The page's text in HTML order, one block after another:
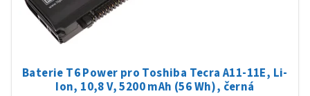
Baterie T6 Power pro Toshiba Tecra A11-11E, Li-
Ion, 10,8 V, 5200 mAh (56 Wh), černá